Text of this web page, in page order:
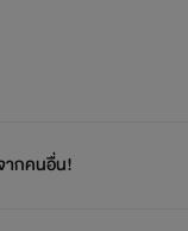
ากคนอื่น!